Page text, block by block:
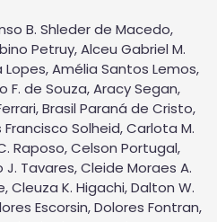
B. Shleder de Macedo,
Petruy, Alceu Gabriel M.
Amélia Santos Lemos,
de Souza, Aracy Segan,
Brasil Paraná de Cristo,
Solheid, Carlota M.
Raposo, Celson Portugal,
Tavares, Cleide Moraes A.
Cleuza K. Higachi, Dalton W.
Escorsin, Dolores Fontran,